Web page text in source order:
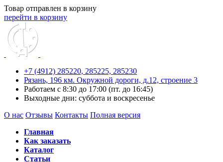
Товар отправлен в корзину
перейти в корзину
+7 (4912) 285220, 285225, 285230
Рязань, 196 км. Окружной дороги, д.12, строение 3
Работаем с 8:30 до 17:00 (пт. до 16:45)
Выходные дни: суббота и воскресенье
О нас Отзывы Контакты Полная версия
Главная
Как заказать
Каталог
Статьи